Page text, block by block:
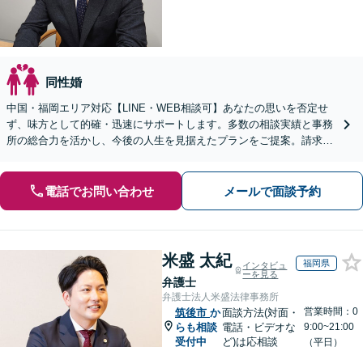
同性婚
中国・福岡エリア対応【LINE・WEB相談可】あなたの思いを否定せ
ず、味方として的確・迅速にサポートします。多数の相談実績と事務
所の総合力を活かし、今後の人生を見据えたプランをご提案。請求す
電話でお問い合わせ メールで面談予約
米盛 太紀
弁護士
インタビュ
ーを見る
福岡県
弁護士法人米盛法律事務所
筑後市 か
らも相談
受付中
面談方法(対面・
電話・ビデオな
ど)は応相談
営業時間：0
9:00~21:00
（平日）